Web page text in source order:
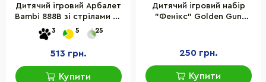
Дитячий ігровий Арбалет
Bambi 888B зі стрілами на
присосці
3 5 25
513 грн.
Купити
Дитячий ігровий набір
"Фенікс" Golden Gun
кулями
250 грн.
Купити